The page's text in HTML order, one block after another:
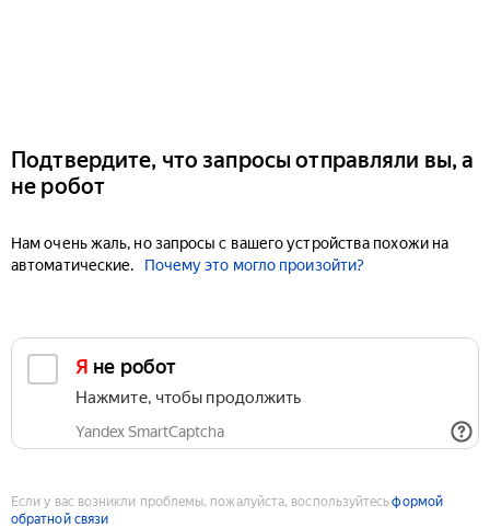
Подтвердите, что запросы отправляли вы, а
не робот
Нам очень жаль, но запросы с вашего устройства похожи на
автоматические.
Почему это могло произойти?
Я не робот
Нажмите, чтобы продолжить
Yandex SmartCaptcha
Если у вас возникли проблемы, пожалуйста, воспользуйтесьформой
обратной связи